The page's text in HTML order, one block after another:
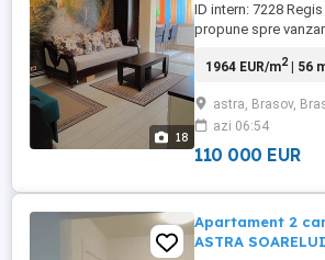
18
ID intern: 7228
propune spre
Astra din Brasov.
la parterul unui bloc
termic. Proprietatea
compartimentare
1964 EUR/m2| 56
astra, Brasov,
azi 06:54
110 000 EUR
Apartament 2
ASTRA SOARELUI